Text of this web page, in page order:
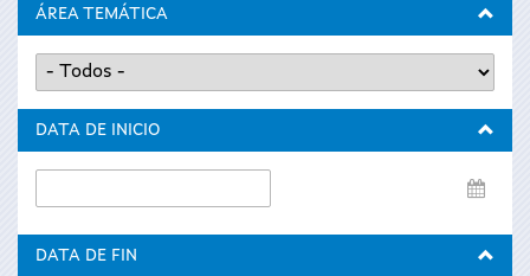
ÁREA TEMÁTICA
DATA DE INICIO
de
DATA DE FIN